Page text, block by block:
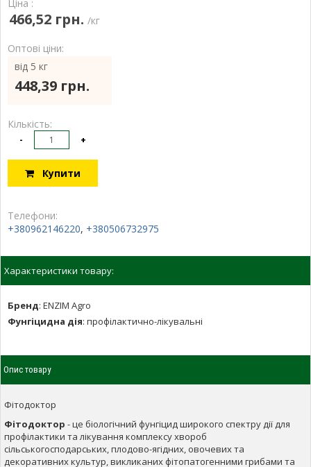
Ціна :
466,52 грн. /кг
Оптові ціни:
від 5 кг
448,39 грн.
Кількість:
- +
Купити
Телефони:
+380962146220, +380506732975
Характеристики товару:
Бренд: ENZIM Agro
Фунгіцидна дія: профілактично-лікувальні
Опис товару
Фітодоктор
Фітодоктор - це біологічний фунгіцид широкого спектру дії для
профілактики та лікування комплексу хвороб
сільськогосподарських, плодово-ягідних, овочевих та
декоративних культур, викликаних фітопатогенними грибами та